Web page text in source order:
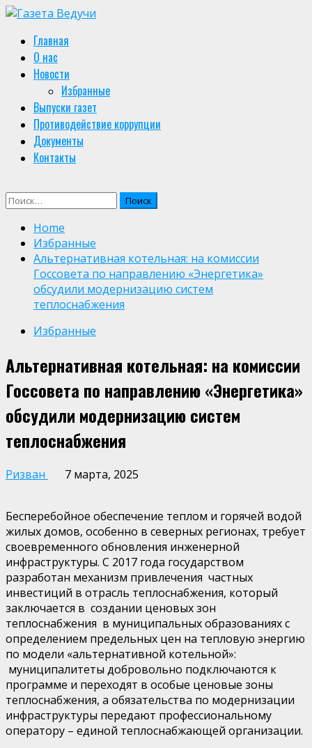
Skip
content
Primary
Menu
Главная
О нас
Новости
Избранные
Выпуски газет
Противодействие коррупции
Документы
Контакты
Найти:
Home
Избранные
Альтернативная котельная: на комиссии
Госсовета по направлению «Энергетика»
обсудили модернизацию систем
теплоснабжения
Избранные
Альтернативная котельная: на комиссии
Госсовета по направлению «Энергетика»
обсудили модернизацию систем
теплоснабжения
Ризван 7 марта, 2025
Бесперебойное обеспечение теплом и горячей водой
жилыхдомов, особенно в северных регионах, требует
своевременного обновления инженерной
инфраструктуры. С 2017 года государством
разработан механизм привлечения частных
инвестиций в отрасль теплоснабжения, который
заключается в создании ценовых зон
теплоснабжения в муниципальных образованиях с
определением предельных цен на тепловую энергию
по модели «альтернативной котельной»:
муниципалитеты добровольно подключаются к
программе и переходят в особые ценовые зоны
теплоснабжения, а обязательства по модернизации
инфраструктуры передают профессиональному
оператору – единой теплоснабжающей организации.